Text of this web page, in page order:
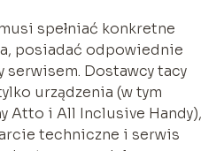
spełniać konkretne
posiadać odpowiednie
Dostawcy tacy
urządzenia (w tym
Atto i All Inclusive Handy),
techniczne i serwis